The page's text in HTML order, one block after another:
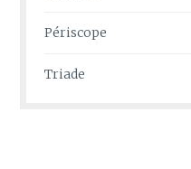
Périscope
Triade